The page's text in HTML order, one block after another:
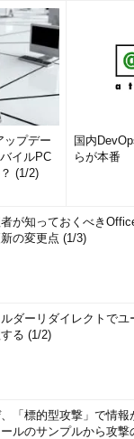
ップデー
イルPC
(1/2)
国内
らが本番
が知っておくべき
の変更点 (1/3)
ダーリダイレクトで
る (1/2)
、「標的型攻撃」で情
ルのサンプルから攻